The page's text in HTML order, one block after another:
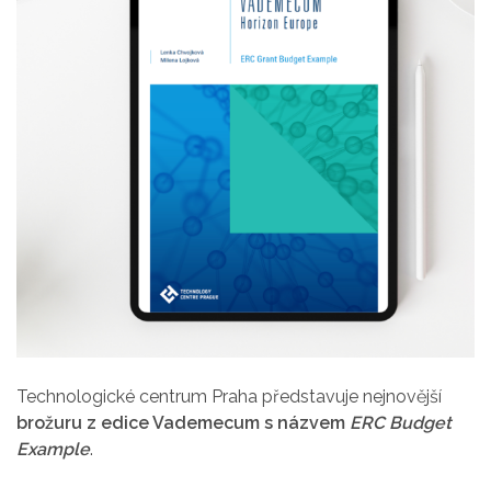
Technologické centrum Praha představuje nejnovější
brožuru z edice Vademecum s názvem ERC Budget
Example.